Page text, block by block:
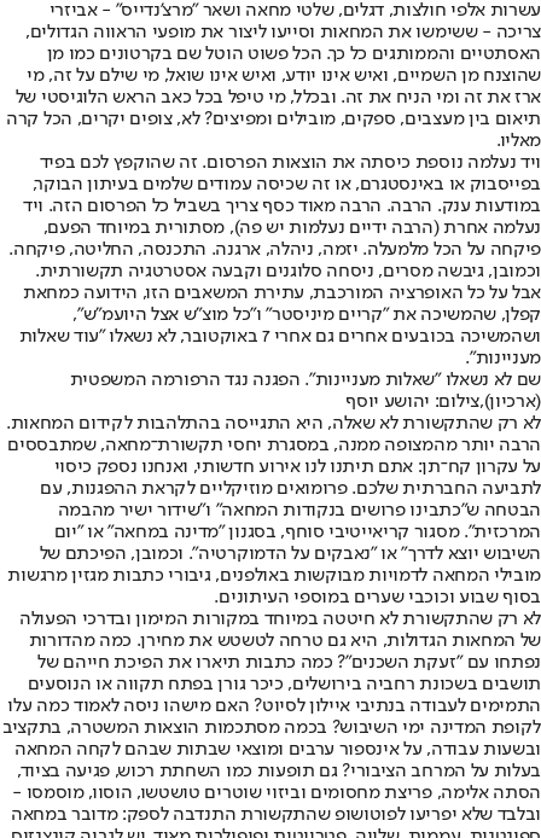
עשרות אלפי חולצות, דגלים, שלטי מחאה ושאר "מרצ'נדייס" - אביזרי
צריכה - ששימשו את המחאות וסייעו ליצור את מופעי הראווה הגדולים,
האסתטיים והממותגים כל כך. הכל פשוט הוטל שם בקרטונים כמו מן
שהוצנח מן השמיים, ואיש אינו יודע, ואיש אינו שואל, מי שילם על זה, מי
ארז את זה ומי הניח את זה. ובכלל, מי טיפל בכל כאב הראש הלוגיסטי של
תיאום בין מעצבים, ספקים, מובילים ומפיצים? לא, צופים יקרים, הכל קרה
מאליו.
ויד נעלמה נוספת כיסתה את הוצאות הפרסום. זה שהוקפץ לכם בפיד
בפייסבוק או באינסטגרם, או זה שכיסה עמודים שלמים בעיתון הבוקר,
במודעות ענק. הרבה. הרבה מאוד כסף צריך בשביל כל הפרסום הזה. ויד
נעלמה אחרת (הרבה ידיים נעלמות יש פה), מסתורית במיוחד הפעם,
פיקחה על הכל מלמעלה. יזמה, ניהלה, ארגנה. התכנסה, החליטה, פיקחה.
וכמובן, גיבשה מסרים, ניסחה סלוגנים וקבעה אסטרטגיה תקשורתית.
אבל על כל האופרציה המורכבת, עתירת המשאבים הזו, הידועה כמחאת
קפלן, שהמשיכה את "קריים מיניסטר" ו"כל מוצ"ש אצל היועמ"ש",
ושהמשיכה בכובעים אחרים גם אחרי 7 באוקטובר, לא נשאלו "עוד שאלות
מעניינות".
שם לא נשאלו "שאלות מעניינות". הפגנה נגד הרפורמה המשפטית
(ארכיון),צילום: יהושע יוסף
לא רק שהתקשורת לא שאלה, היא התגייסה בהתלהבות לקידום המחאות.
הרבה יותר מהמצופה ממנה, במסגרת יחסי תקשורת־מחאה, שמתבססים
על עקרון קח־תן: אתם תיתנו לנו אירוע חדשותי, ואנחנו נספק כיסוי
לתביעה החברתית שלכם. פרומואים מוזיקליים לקראת ההפגנות, עם
הבטחה ש"כתבינו פרושים בנקודות המחאה" ו"שידור ישיר מהבמה
המרכזית". מסגור קריאייטיבי סוחף, בסגנון "מדינה במחאה" או "יום
השיבוש יוצא לדרך" או "נאבקים על הדמוקרטיה". וכמובן, הפיכתם של
מובילי המחאה לדמויות מבוקשות באולפנים, גיבורי כתבות מגזין מרגשות
בסוף שבוע וכוכבי שערים במוספי העיתונים.
לא רק שהתקשורת לא חיטטה במיוחד במקורות המימון ובדרכי הפעולה
של המחאות הגדולות, היא גם טרחה לטשטש את מחירן. כמה מהדורות
נפתחו עם "זעקת השכנים"? כמה כתבות תיארו את הפיכת חייהם של
תושבים בשכונת רחביה בירושלים, כיכר גורן בפתח תקווה או הנוסעים
התמימים לעבודה בנתיבי איילון לסיוט? האם מישהו ניסה לאמוד כמה עלו
לקופת המדינה ימי השיבוש? בכמה מסתכמות הוצאות המשטרה, בתקציב
ובשעות עבודה, על אינספור ערבים ומוצאי שבתות שבהם לקחה המחאה
בעלות על המרחב הציבורי? גם תופעות כמו השחתת רכוש, פגיעה בציוד,
הסתה אלימה, פריצת מחסומים וביזוי שוטרים טושטשו, הוסוו, מוסמסו -
ובלבד שלא יפריעו לפוטושופ שהתקשורת התנדבה לספק: מדובר במחאה